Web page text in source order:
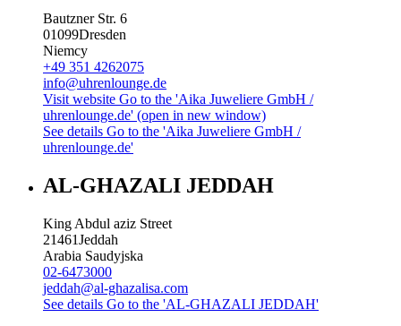
Bautzner Str. 6
01099Dresden
Niemcy
+49 351 4262075
info@uhrenlounge.de
Visit website Go to the 'Aika Juweliere GmbH /
uhrenlounge.de' (open in new window)
See details Go to the 'Aika Juweliere GmbH /
uhrenlounge.de'
AL-GHAZALI JEDDAH
King Abdul aziz Street
21461Jeddah
Arabia Saudyjska
02-6473000
jeddah@al-ghazalisa.com
See details Go to the 'AL-GHAZALI JEDDAH'